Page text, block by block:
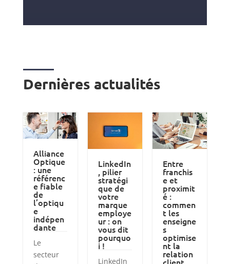
Dernières actualités
Alliance
Optique
: une
référenc
e fiable
de
l’optiqu
e
indépen
dante
Le
secteur
LinkedIn
, pilier
stratégi
que de
votre
marque
employe
ur : on
vous dit
pourquo
i !
LinkedIn
Entre
franchis
e et
proximit
é :
commen
t les
enseigne
s
optimise
nt la
relation
client